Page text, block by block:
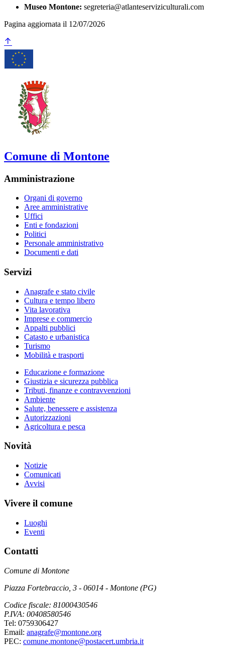
Museo Montone: segreteria@atlanteserviziculturali.com
Pagina aggiornata il 12/07/2026
Comune di Montone
Amministrazione
Organi di governo
Aree amministrative
Uffici
Enti e fondazioni
Politici
Personale amministrativo
Documenti e dati
Servizi
Anagrafe e stato civile
Cultura e tempo libero
Vita lavorativa
Imprese e commercio
Appalti pubblici
Catasto e urbanistica
Turismo
Mobilità e trasporti
Educazione e formazione
Giustizia e sicurezza pubblica
Tributi, finanze e contravvenzioni
Ambiente
Salute, benessere e assistenza
Autorizzazioni
Agricoltura e pesca
Novità
Notizie
Comunicati
Avvisi
Vivere il comune
Luoghi
Eventi
Contatti
Comune di Montone
Piazza Fortebraccio, 3 - 06014 - Montone (PG)
Codice fiscale: 81000430546
P.IVA: 00408580546
Tel: 0759306427
Email: anagrafe@montone.org
PEC: comune.montone@postacert.umbria.it